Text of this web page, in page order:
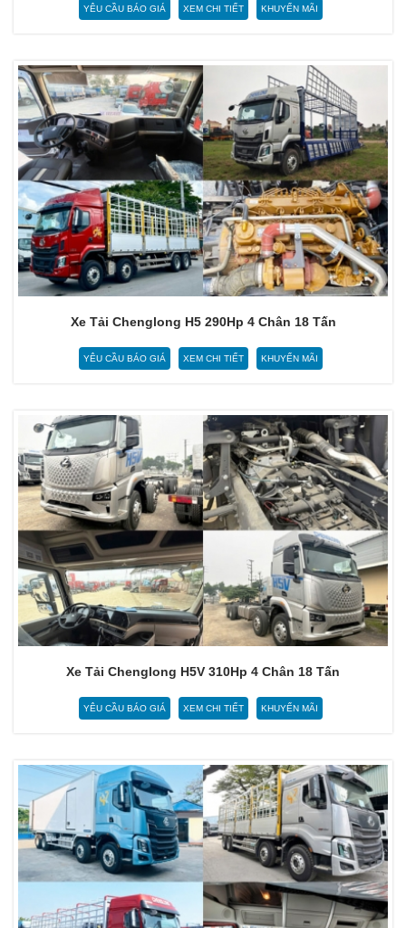
YÊU CẦU BÁO GIÁ XEM CHI TIẾT KHUYẾN MÃI
Xe Tải Chenglong H5 290Hp 4 Chân 18 Tấn
YÊU CẦU BÁO GIÁ XEM CHI TIẾT KHUYẾN MÃI
Xe Tải Chenglong H5V 310Hp 4 Chân 18 Tấn
YÊU CẦU BÁO GIÁ XEM CHI TIẾT KHUYẾN MÃI